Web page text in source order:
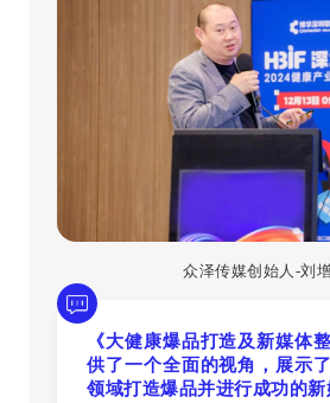
众泽传媒创始人-刘
《大健康爆品打造及新媒体
供了一个全面的视角，展示
领域打造爆品并进行成功的新